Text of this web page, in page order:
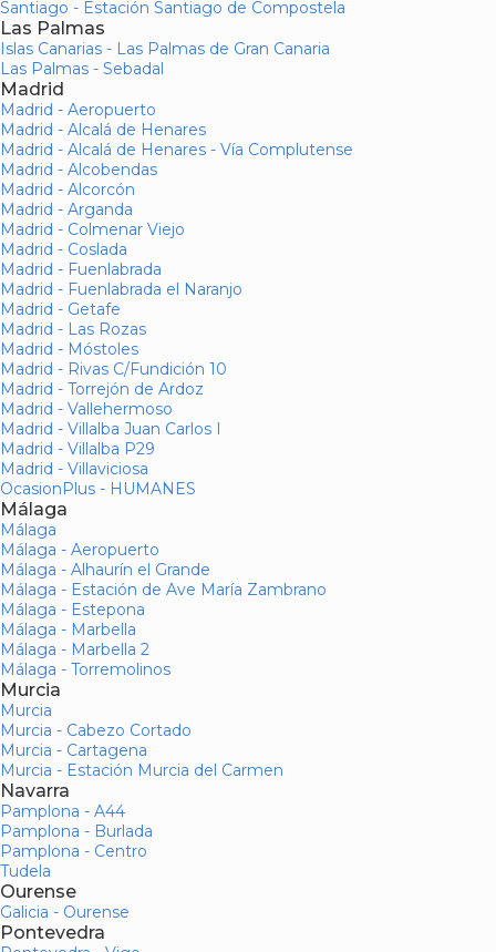
Santiago - Estación Santiago de Compostela
Las Palmas
Islas Canarias - Las Palmas de Gran Canaria
Las Palmas - Sebadal
Madrid
Madrid - Aeropuerto
Madrid - Alcalá de Henares
Madrid - Alcalá de Henares - Vía Complutense
Madrid - Alcobendas
Madrid - Alcorcón
Madrid - Arganda
Madrid - Colmenar Viejo
Madrid - Coslada
Madrid - Fuenlabrada
Madrid - Fuenlabrada el Naranjo
Madrid - Getafe
Madrid - Las Rozas
Madrid - Móstoles
Madrid - Rivas C/Fundición 10
Madrid - Torrejón de Ardoz
Madrid - Vallehermoso
Madrid - Villalba Juan Carlos I
Madrid - Villalba P29
Madrid - Villaviciosa
OcasionPlus - HUMANES
Málaga
Málaga
Málaga - Aeropuerto
Málaga - Alhaurín el Grande
Málaga - Estación de Ave María Zambrano
Málaga - Estepona
Málaga - Marbella
Málaga - Marbella 2
Málaga - Torremolinos
Murcia
Murcia
Murcia - Cabezo Cortado
Murcia - Cartagena
Murcia - Estación Murcia del Carmen
Navarra
Pamplona - A44
Pamplona - Burlada
Pamplona - Centro
Tudela
Ourense
Galicia - Ourense
Pontevedra